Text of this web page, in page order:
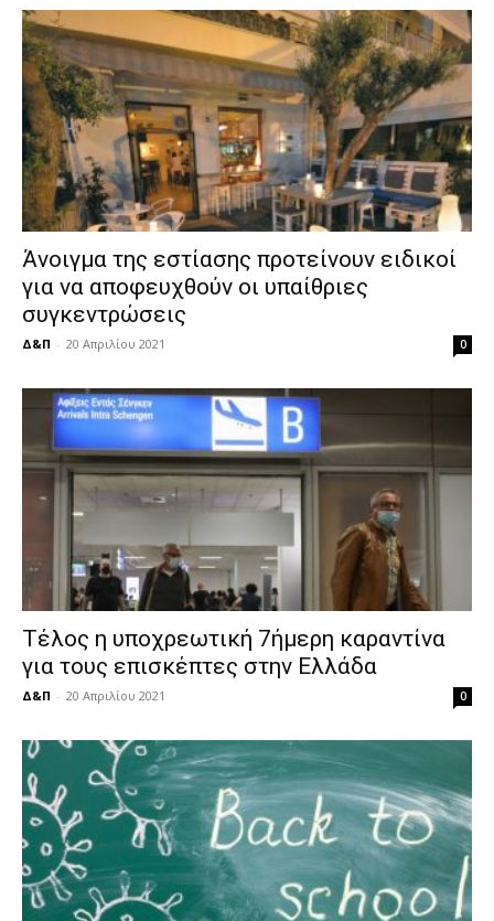
Άνοιγμα της εστίασης προτείνουν ειδικοί
για να αποφευχθούν οι υπαίθριες
συγκεντρώσεις
Δ&Π - 20 Απριλίου 2021 0
Τέλος η υποχρεωτική 7ήμερη καραντίνα
για τους επισκέπτες στην Ελλάδα
Δ&Π - 20 Απριλίου 2021 0